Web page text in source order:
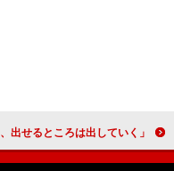
優木まおみ“二の尻”クイーンに認定 「夏でも冬でも、出せるところは出していく」